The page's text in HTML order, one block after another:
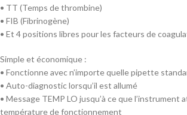
• TT (Temps de thrombine)
• FIB (Fibrinogène)
• Et 4 positions libres pour les facteurs de
Simple et économique :
• Fonctionne avec n’importe quelle pipette
• Auto-diagnostic lorsqu’il est allumé
• Message TEMP LO jusqu’à ce que l’instrument
température de fonctionnement